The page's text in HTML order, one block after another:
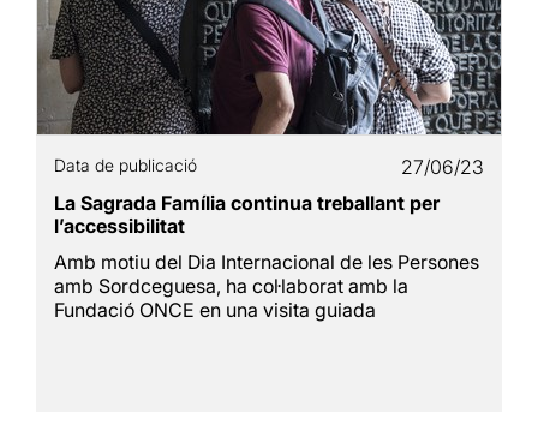
Data de publicació
27/06/23
La Sagrada Família continua treballant per
l’accessibilitat
Amb motiu del Dia Internacional de les Persones
amb Sordceguesa, ha col·laborat amb la
Fundació ONCE en una visita guiada